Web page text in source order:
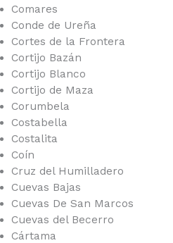
Comares
Conde de Ureña
Cortes de la Frontera
Cortijo Bazán
Cortijo Blanco
Cortijo de Maza
Corumbela
Costabella
Costalita
Coín
Cruz del Humilladero
Cuevas Bajas
Cuevas De San Marcos
Cuevas del Becerro
Cártama